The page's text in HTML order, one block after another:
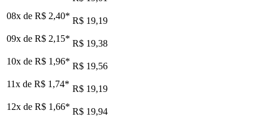
08x de R$ 2,40* R$ 19,19
09x de R$ 2,15* R$ 19,38
10x de R$ 1,96* R$ 19,56
11x de R$ 1,74* R$ 19,19
12x de R$ 1,66* R$ 19,94